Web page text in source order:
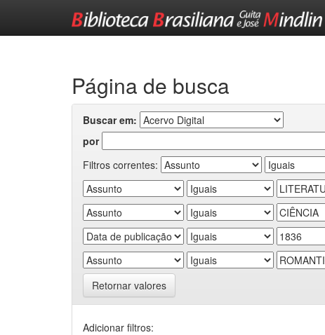
Página de busca
Buscar em:
por
Filtros correntes:
Retornar valores
Adicionar filtros: